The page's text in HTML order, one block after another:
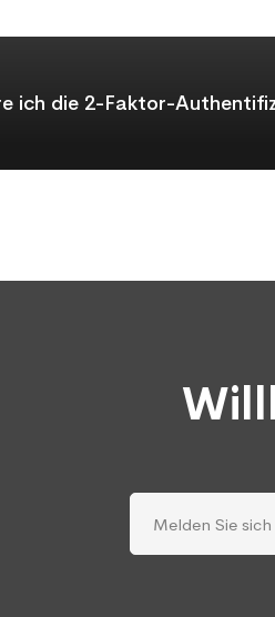
ich die 2-Faktor-